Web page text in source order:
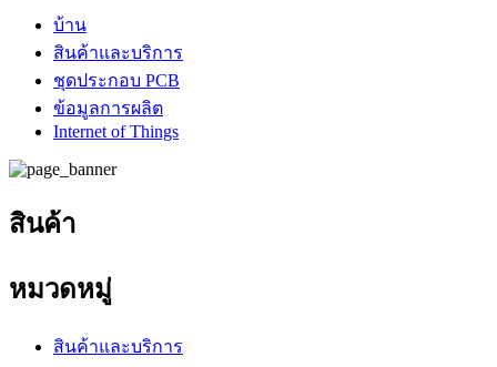
บ้าน
สินค้าและบริการ
ชุดประกอบ PCB
ข้อมูลการผลิต
Internet of Things
สินค้า
หมวดหมู่
สินค้าและบริการ